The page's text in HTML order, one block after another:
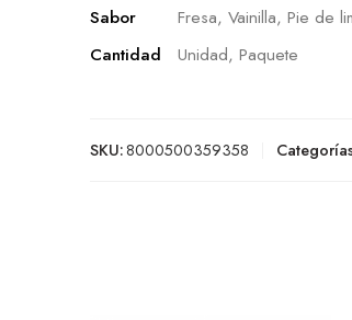
Sabor
Fresa, Vainilla, Pie de
Cantidad
Unidad, Paquete
SKU:8000500359358